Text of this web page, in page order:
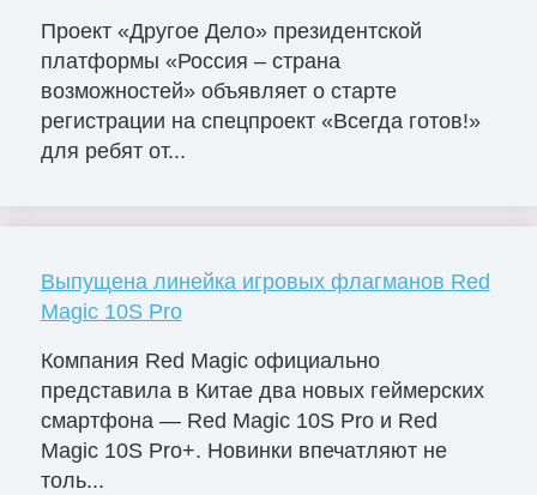
Проект «Другое Дело» президентской
платформы «Россия – страна
возможностей» объявляет о старте
регистрации на спецпроект «Всегда готов!»
для ребят от...
Выпущена линейка игровых флагманов Red
Magic 10S Pro
Компания Red Magic официально
представила в Китае два новых геймерских
смартфона — Red Magic 10S Pro и Red
Magic 10S Pro+. Новинки впечатляют не
толь...